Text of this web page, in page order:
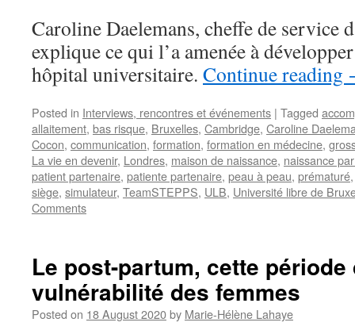
Caroline Daelemans, cheffe de service
explique ce qui l’a amenée à
hôpital universitaire. Continue reading
Posted in Interviews, rencontres et événements | Tagged
allaitement, bas risque, Bruxelles, Cambridge, Caroline
Cocon, communication, formation, formation en médecine,
La vie en devenir, Londres, maison de naissance, naissance
patient partenaire, patiente partenaire, peau à peau, prématuré
siège, simulateur, TeamSTEPPS, ULB, Université libre de
Comments
Le post-partum, cette période
vulnérabilité des femmes
Posted on 18 August 2020by Marie-Hélène Lahaye